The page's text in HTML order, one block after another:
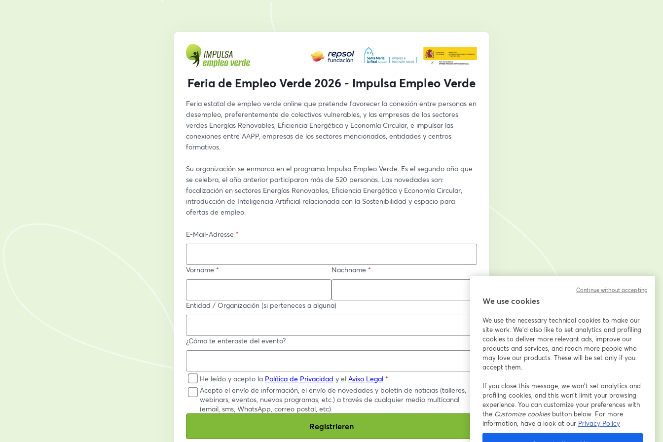
Feria de Empleo Verde 2026 - Impulsa Empleo Verde
Feria estatal de empleo verde online que pretende favorecer la conexión entre personas en
desempleo, preferentemente de colectivos vulnerables, y las empresas de los sectores
verdes Energías Renovables, Eficiencia Energética y Economía Circular, e impulsar las
conexiones entre AAPP, empresas de los sectores mencionados, entidades y centros
formativos.
Su organización se enmarca en el programa Impulsa Empleo Verde. Es el segundo año que
se celebra, el año anterior participaron más de 520 personas. Las novedades son:
focalización en sectores Energías Renovables, Eficiencia Energética y Economía Circular,
introducción de Inteligencia Artificial relacionada con la Sostenibilidad y espacio para
ofertas de empleo.
E-Mail-Adresse *
Vorname * Nachname *
Entidad / Organización (si perteneces a alguna)
¿Cómo te enteraste del evento?
He leído y acepto la Política de Privacidad y el Aviso Legal *
Acepto el envío de información, el envío de novedades y boletín de noticias (talleres,
webinars, eventos, nuevos programas, etc.) a través de cualquier medio multicanal
(email, sms, WhatsApp, correo postal, etc).
Registrieren
We use cookies
We use the necessary technical cookies to make our
site work. We'd also like to set analytics and profiling
cookies to deliver more relevant ads, improve our
products and services, and reach more people who
may love our products. These will be set only if you
accept them.
If you close this message, we won’t set analytics and
profiling cookies, and this won’t limit your browsing
experience. You can customize your preferences with
the Customize cookiesbutton below. For more
information, have a look at our Privacy Policy
Continue without accepting